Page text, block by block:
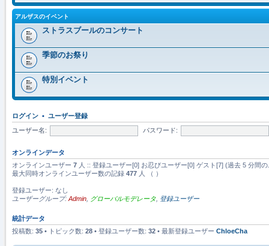
アルザスのイベント
ストラスブールのコンサート
季節のお祭り
特別イベント
ログイン • ユーザー登録
ユーザー名: パスワード:
オンラインデータ
オンラインユーザー 7 人 :: 登録ユーザー[0] お忍びユーザー[0] ゲスト[7] (過去 5 分間
最大同時オンラインユーザー数の記録 477 人 （ ）
登録ユーザー: なし
ユーザーグループ: Admin グローバルモデレータ 登録ユーザー
統計データ
投稿数: 35 • トピック数: 28 • 登録ユーザー数: 32 • 最新登録ユーザー ChloeCha